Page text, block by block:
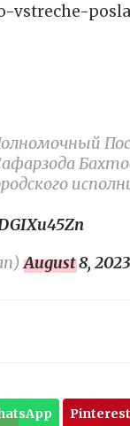
vstreche-
August 8, 2023
Pinterest